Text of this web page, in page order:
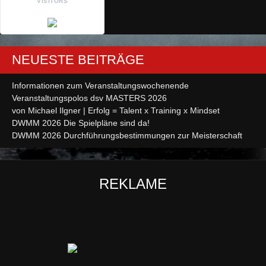
NEUESTE BEITRÄGE
Informationen zum Veranstaltungswochenende
Veranstaltungspolos dsv MASTERS 2026
von Michael Ilgner | Erfolg = Talent x Training x Mindset
DWMM 2026 Die Spielpläne sind da!
DWMM 2026 Durchführungsbestimmungen zur Meisterschaft
REKLAME